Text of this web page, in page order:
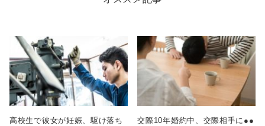
高校生で彼女が妊娠、駆け落ち
交際10年婚約中、交際相手に●●